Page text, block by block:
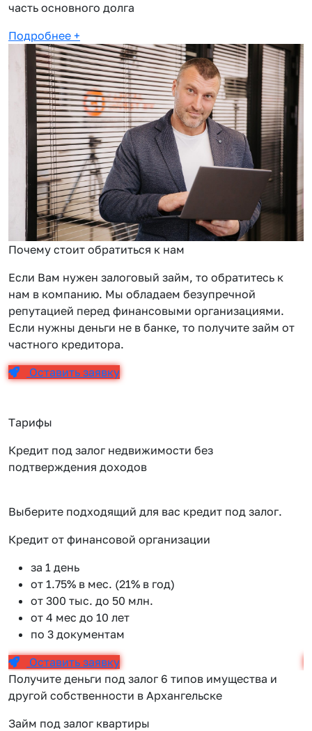
часть основного долга
Подробнее +
Почему стоит обратиться к нам
Если Вам нужен залоговый займ, то обратитесь к
нам в компанию. Мы обладаем безупречной
репутацией перед финансовыми организациями.
Если нужны деньги не в банке, то получите займ от
частного кредитора.
Оставить заявку
Тарифы
Кредит под залог недвижимости без
подтверждения доходов
Выберите подходящий для вас кредит под залог.
Кредит от финансовой организации
за 1 день
от 1.75% в мес. (21% в год)
от 300 тыс. до 50 млн.
от 4 мес до 10 лет
по 3 документам
Оставить заявку
Получите деньги под залог 6 типов имущества и
другой собственности в Архангельске
Займ под залог квартиры